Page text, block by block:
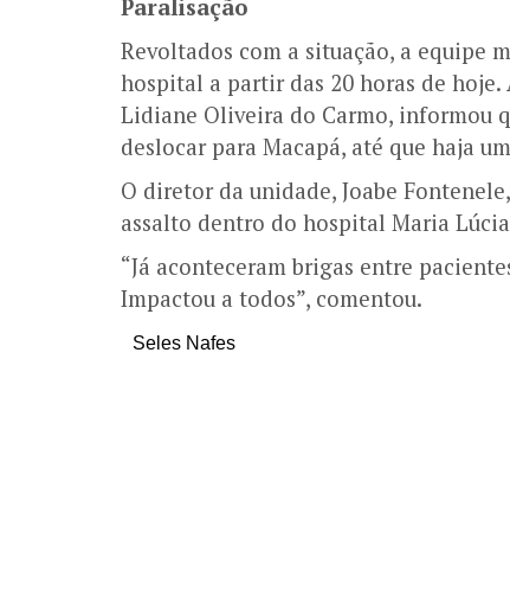
Paralisação
Revoltados com a situação, a equipe
hospital a partir das 20 horas de
Lidiane Oliveira do Carmo, informou
deslocar para Macapá, até que haja
O diretor da unidade, Joabe
assalto dentro do hospital Maria
“Já aconteceram brigas entre
Impactou a todos”, comentou.
Seles Nafes